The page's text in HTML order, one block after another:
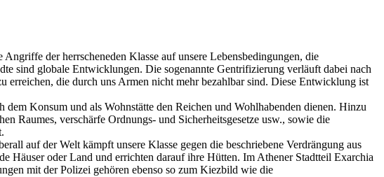
der herrscheneden Klasse auf unsere Lebensbedingungen, die
sind globale Entwicklungen. Die sogenannte Gentrifizierung verläuft dabei nach
erreichen, die durch uns Armen nicht mehr bezahlbar sind. Diese Entwicklung ist
Konsum und als Wohnstätte den Reichen und Wohlhabenden dienen. Hinzu
Raumes, verschärfe Ordnungs- und Sicherheitsgesetze usw., sowie die
auf der Welt kämpft unsere Klasse gegen die beschriebene Verdrängung aus
Häuser oder Land und errichten darauf ihre Hütten. Im Athener Stadtteil Exarchia
mit der Polizei gehören ebenso so zum Kiezbild wie die